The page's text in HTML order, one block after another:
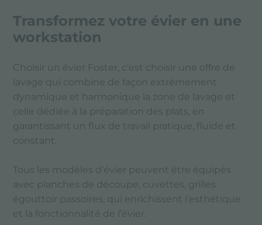
Transformez votre évier en une
workstation
Choisir un évier Foster, c’est choisir une offre de
lavage qui combine de façon extrèmement
dynamique et harmonique la zone de lavage et
celle dédiée à la préparation des plats, en
garantissant un flux de travail pratique, fluide et
constant.
Tous les modèles d’évier peuvent être équipés
avec planches de découpe, cuvettes, grilles
égouttoir passoires, qui enrichissent l’esthétique
et la fonctionnalité de l’évier.